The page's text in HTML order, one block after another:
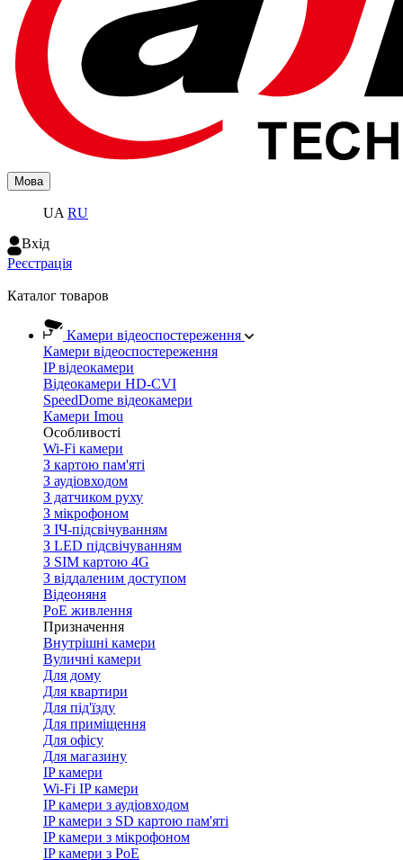
Мова
UA RU
Вхiд
Реєстрація
Каталог товаров
Камери відеоспостереження
Камери відеоспостереження
IP відеокамери
Відеокамери HD-CVI
SpeedDome відеокамери
Камери Imou
Особливості
Wi-Fi камери
З картою пам'яті
З аудіовходом
З датчиком руху
З мікрофоном
З ІЧ-підсвічуванням
З LED підсвічуванням
З SIM картою 4G
З віддаленим доступом
Відеоняня
PoE живлення
Призначення
Внутрішні камери
Вуличні камери
Для дому
Для квартири
Для під'їзду
Для приміщення
Для офісу
Для магазину
IP камери
Wi-Fi IP камери
IP камери з аудіовходом
IP камери з SD картою пам'яті
IP камери з мікрофоном
IP камери з PoE